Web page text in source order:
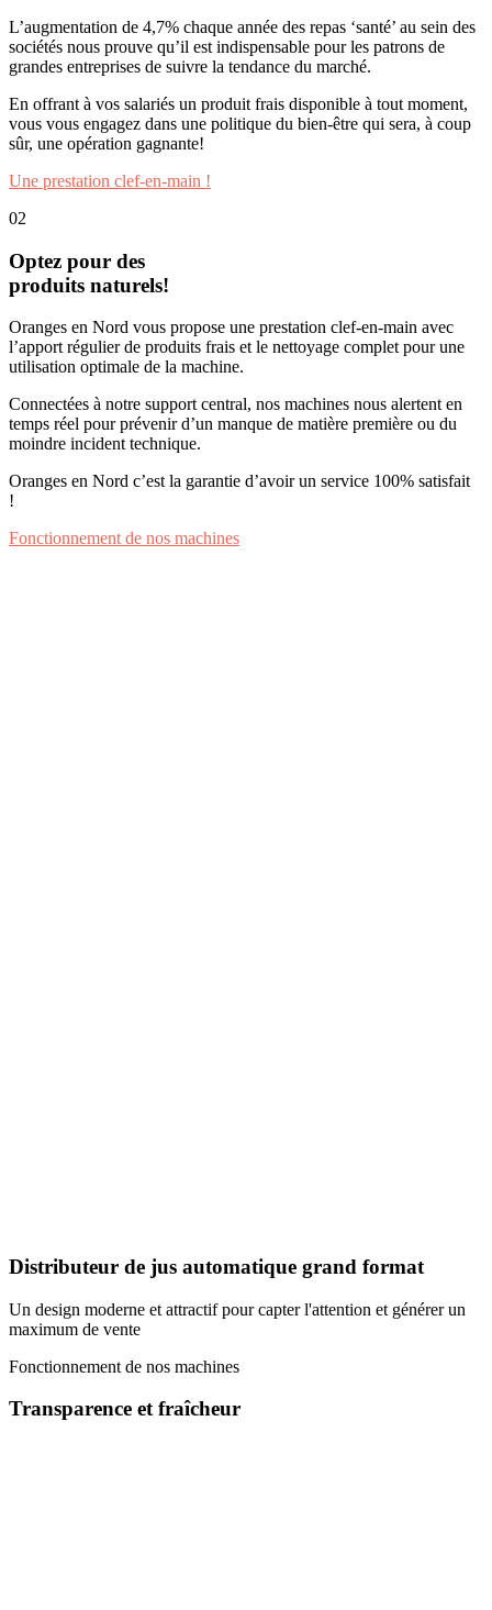
L’augmentation de 4,7% chaque année des repas ‘santé’ au sein des
sociétés nous prouve qu’il est indispensable pour les patrons de
grandes entreprises de suivre la tendance du marché.
En offrant à vos salariés un produit frais disponible à tout moment,
vous vous engagez dans une politique du bien-être qui sera, à coup
sûr, une opération gagnante!
Une prestation clef-en-main !
02
Optez pour des
produits naturels!
Oranges en Nord vous propose une prestation clef-en-main avec
l’apport régulier de produits frais et le nettoyage complet pour une
utilisation optimale de la machine.
Connectées à notre support central, nos machines nous alertent en
temps réel pour prévenir d’un manque de matière première ou du
moindre incident technique.
Oranges en Nord c’est la garantie d’avoir un service 100% satisfait
!
Fonctionnement de nos machines
Distributeur de jus automatique grand format
Un design moderne et attractif pour capter l'attention et générer un
maximum de vente
Fonctionnement de nos machines
Transparence et fraîcheur